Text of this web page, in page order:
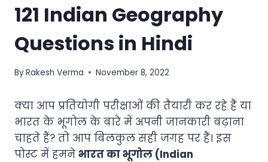
121 Indian Geography
Questions in Hindi
ByRakesh Verma November 8, 2022
क्या आप प्रतियोगी परीक्षाओं की तैयारी कर रहे हैं या
भारत के भूगोल के बारे में अपनी जानकारी बढ़ाना
चाहते हैं? तो आप बिलकुल सही जगह पर हैं। इस
पोस्ट में हमने भारत का भूगोल (Indian